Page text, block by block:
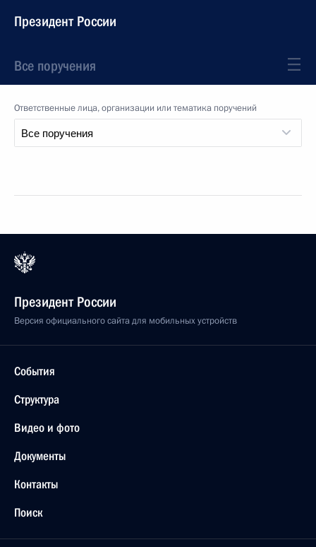
Президент России
Все поручения
Ответственные лица, организации или тематика поручений
Президент России
Версия официального сайта для мобильных устройств
События
Структура
Видео и фото
Документы
Контакты
Поиск